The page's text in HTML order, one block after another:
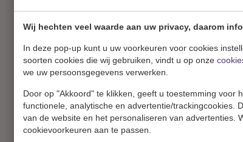
Wij hechten veel waarde aan uw privacy, daarom
In deze pop-up kunt u uw voorkeuren voor cookies
soorten cookies die wij gebruiken, vindt u op onze
we uw persoonsgegevens verwerken.
Door op "Akkoord" te klikken, geeft u toestemming voor
functionele, analytische en advertentie/trackingcookies.
van de website en het personaliseren van advertenties.
cookievoorkeuren aan te passen.